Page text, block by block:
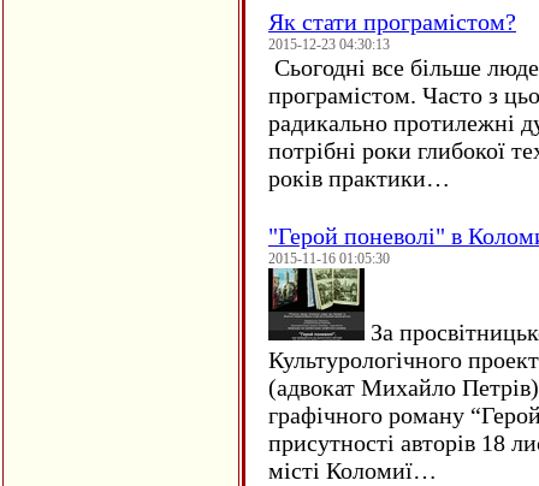
Як стати програмістом?
2015-12-23 04:30:13
Сьогодні все більше
програмістом. Часто з
радикально протилежні
потрібні роки глибокої
років практики…
"Герой поневолі" в
2015-11-16 01:05:30
За
Культурологічного
(адвокат Михайло
графічного роману
присутності авторів 18
місті Коломиї…